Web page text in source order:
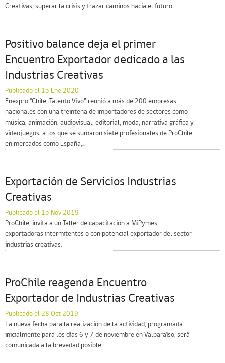
Creativas, superar la crisis y trazar caminos hacia el futuro.
Positivo balance deja el primer
Encuentro Exportador dedicado a las
Industrias Creativas
Publicado el 15 Ene 2020
Enexpro “Chile, Talento Vivo” reunió a más de 200 empresas
nacionales con una treintena de importadores de sectores como
música, animación, audiovisual, editorial, moda, narrativa gráfica y
videojuegos; a los que se sumaron siete profesionales de ProChile
en mercados como España,...
Exportación de Servicios Industrias
Creativas
Publicado el 15 Nov 2019
ProChile, invita a un Taller de capacitación a MiPymes,
exportadoras intermitentes o con potencial exportador del sector
industrias creativas.
ProChile reagenda Encuentro
Exportador de Industrias Creativas
Publicado el 28 Oct 2019
La nueva fecha para la realización de la actividad, programada
inicialmente para los días 6 y 7 de noviembre en Valparaíso, será
comunicada a la brevedad posible.